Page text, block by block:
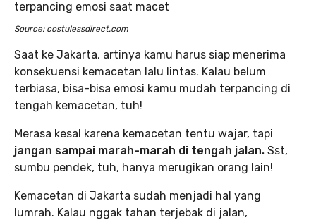
Source: costulessdirect.com
Saat ke Jakarta, artinya kamu harus siap menerima
konsekuensi kemacetan lalu lintas. Kalau belum
terbiasa, bisa-bisa emosi kamu mudah terpancing di
tengah kemacetan, tuh!
Merasa kesal karena kemacetan tentu wajar, tapi
jangan sampai marah-marah di tengah jalan. Sst,
sumbu pendek, tuh, hanya merugikan orang lain!
Kemacetan di Jakarta sudah menjadi hal yang
lumrah. Kalau nggak tahan terjebak di jalan,